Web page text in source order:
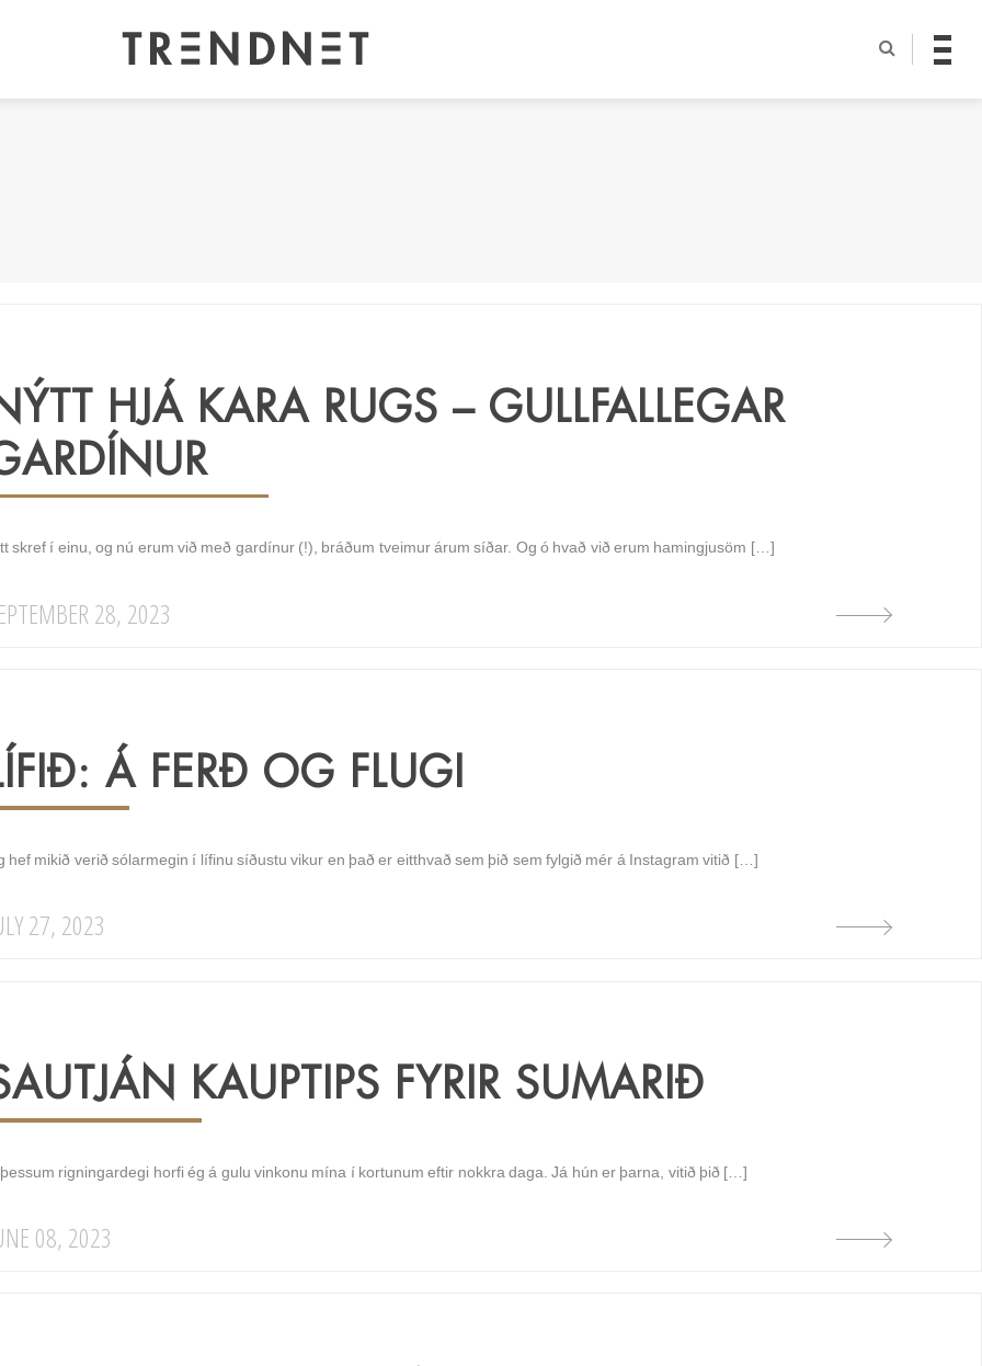
HJÁ KARA RUGS – GULLFALLEGAR
skref í einu, og nú erum við með gardínur (!), bráðum tveimur árum síðar. Og ó hvað við erum hamingjusöm […]
28, 2023
Á FERÐ OG FLUGI
hef mikið verið sólarmegin í lífinu síðustu vikur en það er eitthvað sem þið sem fylgið mér á Instagram vitið […]
27, 2023
KAUPTIPS FYRIR SUMARIÐ
rigningardegi horfi ég á gulu vinkonu mína í kortunum eftir nokkra daga. Já hún er þarna, vitið þið […]
08, 2023